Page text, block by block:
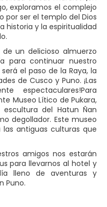
exploramos el complejo
por ser el templo del Dios
historia y la espiritualidad
un delicioso almuerzo
para continuar nuestro
el paso de la Raya, la
de Cusco y Puno. ¡Las
espectaculares!Para
Museo Lítico de Pukara,
del Hatun Ñan
degollador. Este museo
antiguas culturas que
amigos nos estarán
para llevarnos al hotel y
lleno de aventuras y
Puno.